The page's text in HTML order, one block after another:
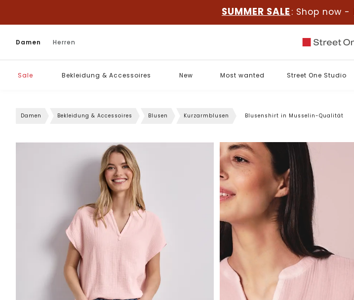
SUMMER SALE : Shop now -
Damen Herren
Sale Bekleidung & Accessoires New Most wanted Street One Studio
Damen Bekleidung & Accessoires Blusen Kurzarmblusen Blusenshirt in Musselin-Qualität